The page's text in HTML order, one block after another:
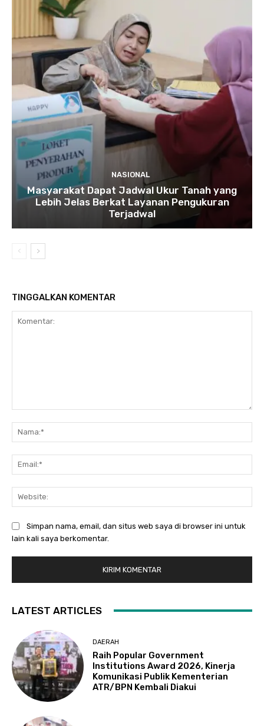
NASIONAL
Masyarakat Dapat Jadwal Ukur Tanah yang
Lebih Jelas Berkat Layanan Pengukuran
Terjadwal
TINGGALKAN KOMENTAR
Simpan nama, email, dan situs web saya di browser ini untuk
lain kali saya berkomentar.
LATEST ARTICLES
DAERAH
Raih Popular Government
Institutions Award 2026, Kinerja
Komunikasi Publik Kementerian
ATR/BPN Kembali Diakui